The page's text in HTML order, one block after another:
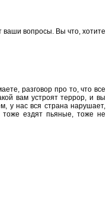
ваши вопросы. Вы что, хотите
разговор про то, что все
вам устроят террор, и вы
у нас вся страна нарушает,
тоже ездят пьяные, тоже не